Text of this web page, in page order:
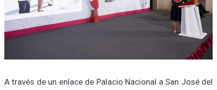
A través de un enlace de Palacio Nacional a San José del